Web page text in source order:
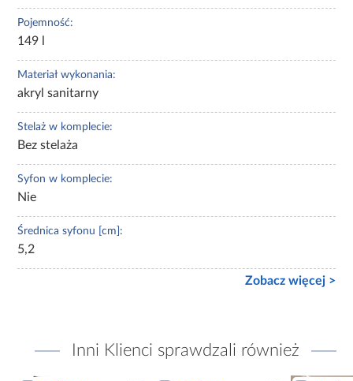
Pojemność:
149 l
Materiał wykonania:
akryl sanitarny
Stelaż w komplecie:
Bez stelaża
Syfon w komplecie:
Nie
Średnica syfonu [cm]:
5,2
Zobacz więcej >
Inni Klienci sprawdzali również